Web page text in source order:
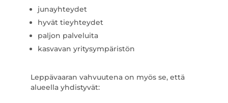
junayhteydet
hyvät tieyhteydet
paljon palveluita
kasvavan yritysympäristön
Leppävaaran vahvuutena on myös se, että
alueella yhdistyvät: